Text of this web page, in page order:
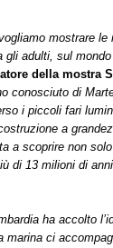
mostrare
adulti, sul
della mostra
conosciuto di
i piccoli fari
a
a scoprire non
di 13 milioni di
ha accolto
marina ci